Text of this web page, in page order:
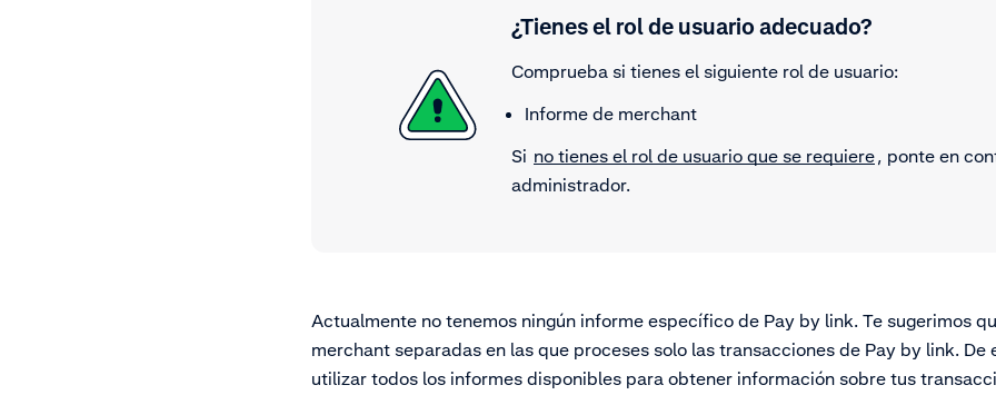
¿Tienes el rol de usuario adecuado?
Comprueba si tienes el siguiente rol de usuario:
Informe de merchant
Si no tienes el rol de usuario que se requiere, ponte en
administrador.
Actualmente no tenemos ningún informe específico de Pay by link. Te sugerimos
merchant separadas en las que proceses solo las transacciones de Pay by link. De
utilizar todos los informes disponibles para obtener información sobre tus